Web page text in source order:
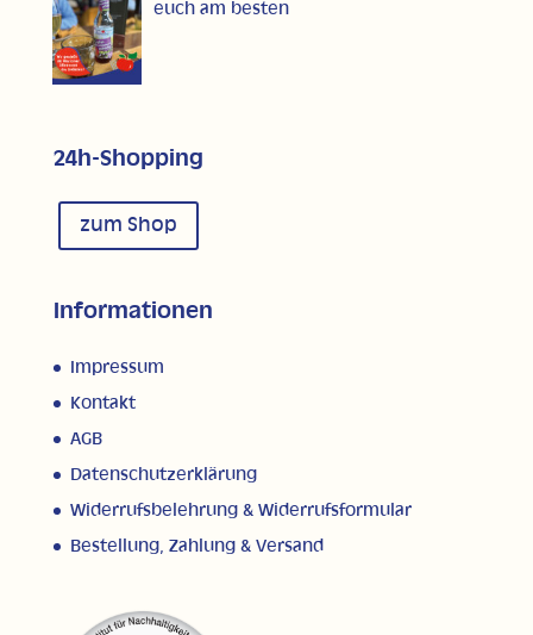
euch am besten
24h-Shopping
zum Shop
Informationen
Impressum
Kontakt
AGB
Datenschutzerklärung
Widerrufsbelehrung & Widerrufsformular
Bestellung, Zahlung & Versand